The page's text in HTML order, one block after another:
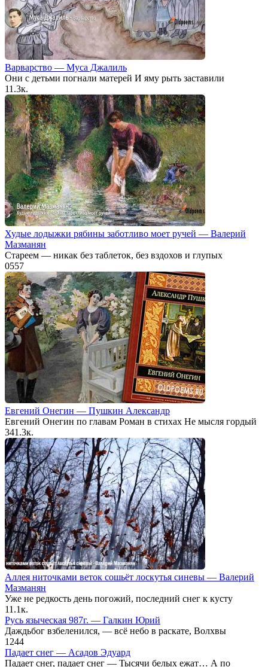
Варварство — Муса Джалиль
Они с детьми погнали матерей И яму рыть заставили
11.3к.
Худые лодыжки рябины заботливо моет ручей — Валерий
Мазманян
Стареем — никак без таблеток, без вздохов и глупых
0557
Евгений Онегин — Пушкин Александр
Евгений Онегин по главам Роман в стихах Не мысля гордый
341.3к.
Аллея ниточками веток сошьёт лоскутья синевы — Валерий
Мазманян
Уже не редкость день погожий, последний снег к кусту
11.1к.
Русь языческая 987г. — Галкин Юрий
Даждьбог взбеленился, — всё небо в раскате, Волхвы
1 244
Падает снег — Асадов Эдуард
Падает снег, падает снег — Тысячи белых ежат… А по